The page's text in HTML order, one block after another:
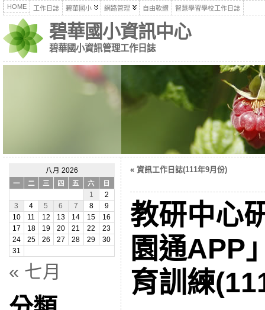
HOME 工作日誌 碧華國小 網路管理 自由軟體 智慧學習學校工作日誌
碧華國小資訊中心
碧華國小資訊管理工作日誌
八月 2026
一
二 三 四 五 六
日
1
2
3
4 5 6 7 8
9
10
11 12 13 14 15
16
17
18 19 20 21 22
23
24
25 26 27 28 29
30
31
« 七月
« 資訊工作日誌(111年9月份)
教研中心
園通APP
育訓練